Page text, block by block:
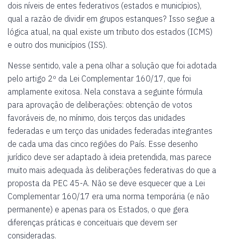
dois níveis de entes federativos (estados e municípios),
qual a razão de dividir em grupos estanques? Isso segue a
lógica atual, na qual existe um tributo dos estados (ICMS)
e outro dos municípios (ISS).
Nesse sentido, vale a pena olhar a solução que foi adotada
pelo artigo 2º da Lei Complementar 160/17, que foi
amplamente exitosa. Nela constava a seguinte fórmula
para aprovação de deliberações: obtenção de votos
favoráveis de, no mínimo, dois terços das unidades
federadas e um terço das unidades federadas integrantes
de cada uma das cinco regiões do País. Esse desenho
jurídico deve ser adaptado à ideia pretendida, mas parece
muito mais adequada às deliberações federativas do que a
proposta da PEC 45-A. Não se deve esquecer que a Lei
Complementar 160/17 era uma norma temporária (e não
permanente) e apenas para os Estados, o que gera
diferenças práticas e conceituais que devem ser
consideradas.